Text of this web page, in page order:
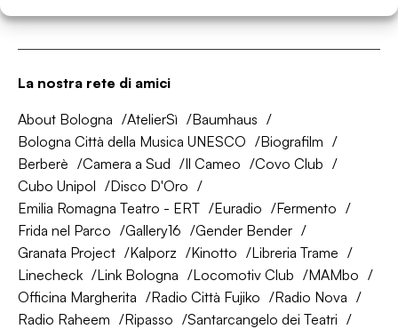
La nostra rete di amici
About Bologna AtelierSì
Baumhaus
Bologna Città della Musica UNESCO
Biografilm
Berberè
Camera a Sud Il Cameo
Covo Club
Cubo Unipol
Disco D'Oro
Emilia Romagna Teatro - ERT
Euradio
Fermento
Frida nel Parco
Gallery16
Gender Bender
Granata Project
Kalporz Kinotto
Libreria Trame
Linecheck
Link Bologna Locomotiv Club
MAMbo
Officina Margherita
Radio Città Fujiko
Radio Nova
Radio Raheem
Ripasso
Santarcangelo dei Teatri